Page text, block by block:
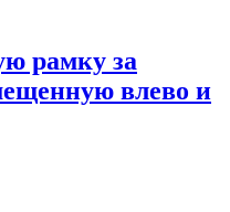
рамку за
влево и